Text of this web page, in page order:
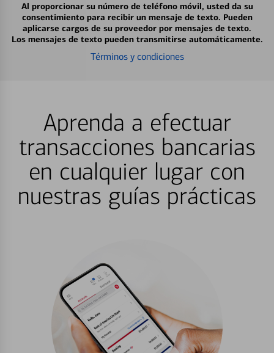
Al proporcionar su número de teléfono móvil, usted da su
consentimiento para recibir un mensaje de texto. Pueden
aplicarse cargos de su proveedor por mensajes de texto.
Los mensajes de texto pueden transmitirse automáticamente.
Términos y condiciones
Aprenda a efectuar
transacciones bancarias
en cualquier lugar con
nuestras guías prácticas